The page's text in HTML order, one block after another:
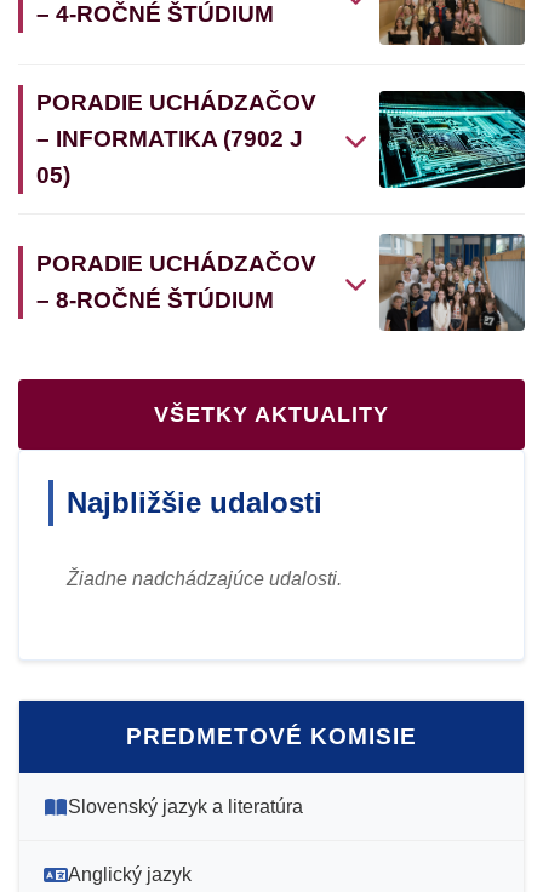
– 4-ROČNÉ ŠTÚDIUM
PORADIE UCHÁDZAČOV
– INFORMATIKA (7902 J
05)
PORADIE UCHÁDZAČOV
– 8-ROČNÉ ŠTÚDIUM
VŠETKY AKTUALITY
Najbližšie udalosti
Žiadne nadchádzajúce udalosti.
PREDMETOVÉ KOMISIE
Slovenský jazyk a literatúra
Anglický jazyk